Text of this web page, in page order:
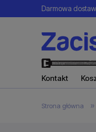
Darmowa
Kontakt
Strona główna »